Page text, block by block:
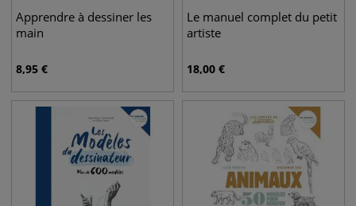
Apprendre à dessiner les
main
8,95 €
Le manuel complet du petit
artiste
18,00 €